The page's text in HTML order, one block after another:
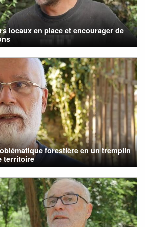
locaux en place et encourager de
forestière en un tremplin
territoire